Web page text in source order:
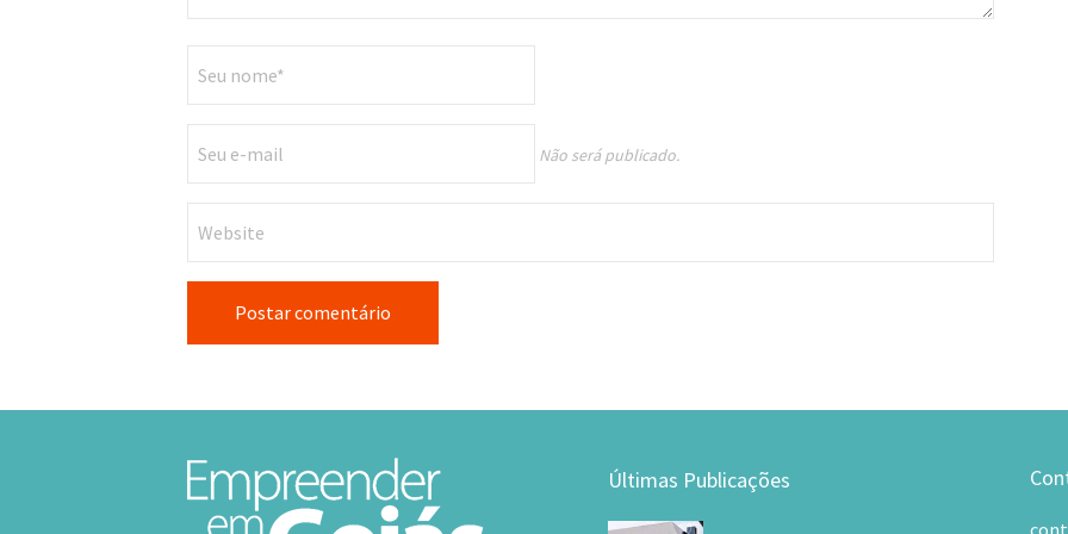
Não será publicado.
Últimas Publicações